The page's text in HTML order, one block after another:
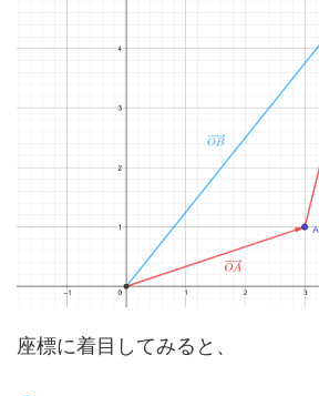
座標に着目してみると、